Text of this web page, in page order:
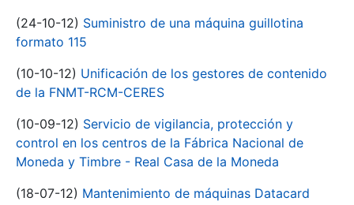
(24-10-12) Suministro de una máquina guillotina
formato 115
(10-10-12) Unificación de los gestores de contenido
de la FNMT-RCM-CERES
(10-09-12) Servicio de vigilancia, protección y
control en los centros de la Fábrica Nacional de
Moneda y Timbre - Real Casa de la Moneda
(18-07-12) Mantenimiento de máquinas Datacard